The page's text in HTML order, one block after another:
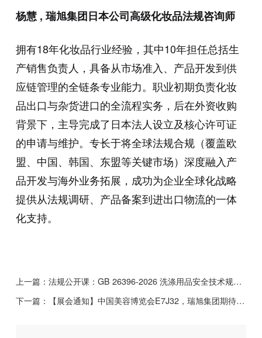
杨慧 , 瑞旭集团日本公司高级化妆品法规咨询师
拥有18年化妆品行业经验，其中10年担任总括生
产销售负责人，具备从市场准入、产品开发到供
应链管理的全链条专业能力。职业初期负责化妆
品出口与杂货进口的全流程实务，后在外资收购
背景下，主导完成了日本法人设立及核心许可证
的申请与维护。专长于将全球法规合规（覆盖欧
盟、中国、韩国、东盟等关键市场）深度融入产
品开发与海外业务拓展，成功为企业全球化战略
提供从法规调研、产品备案到进出口物流的一体
化支持。
上一篇： 法规公开课：GB 26396-2026 洗涤用品安全技术规范最新解读 (6月18日)
下一篇：
【展会通知】中国美容博览会E7J32，瑞旭集团期待与您面对面交流（5.12-14）